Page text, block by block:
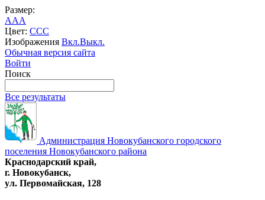
Размер:
AAA
Цвет: CCC
Изображения Вкл.Выкл.
Обычная версия сайта
Войти
Поиск
Все результаты
Администрация Новокубанского городского
поселения Новокубанского района
Краснодарский край,
г. Новокубанск,
ул. Первомайская, 128